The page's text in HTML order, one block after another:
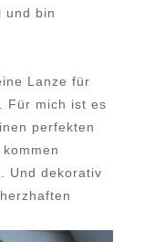
und bin
Lanze für
Für mich ist es
perfekten
Und dekorativ